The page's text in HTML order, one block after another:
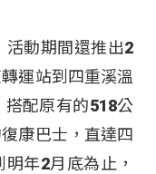
活動期間還推出2
運站到四重溪溫
配原有的518公
康巴士，直達四
年2月底為止，